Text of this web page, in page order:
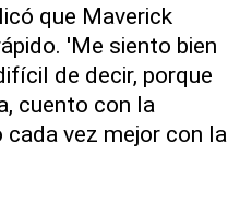
que Maverick
'Me siento bien
de decir, porque
cuento con la
vez mejor con la